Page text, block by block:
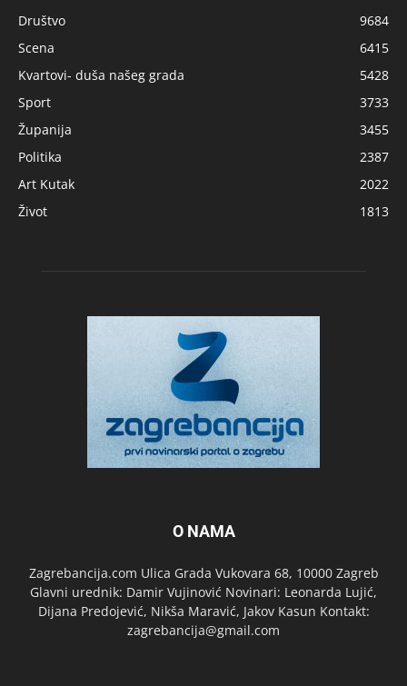
Društvo
9684
Scena
6415
Kvartovi- duša našeg grada
5428
Sport
3733
Županija
3455
Politika
2387
Art Kutak
2022
Život
1813
O NAMA
Zagrebancija.com Ulica Grada Vukovara 68, 10000 Zagreb
Glavni urednik: Damir Vujinović Novinari: Leonarda Lujić,
Dijana Predojević, Nikša Maravić, Jakov Kasun Kontakt:
zagrebancija@gmail.com